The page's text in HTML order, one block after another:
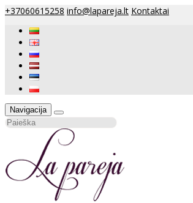
+37060615258 info@lapareja.lt Kontaktai
Navigacija